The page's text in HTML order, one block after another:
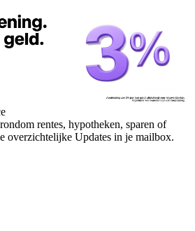
rentes, hypotheken, sparen of
overzichtelijke Updates in je mailbox.